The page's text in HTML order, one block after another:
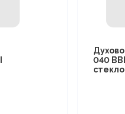
040
стекло